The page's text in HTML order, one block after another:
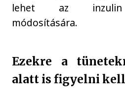
lehet az inzulin
módosítására.
Ezekre a
alatt is figyelni kell